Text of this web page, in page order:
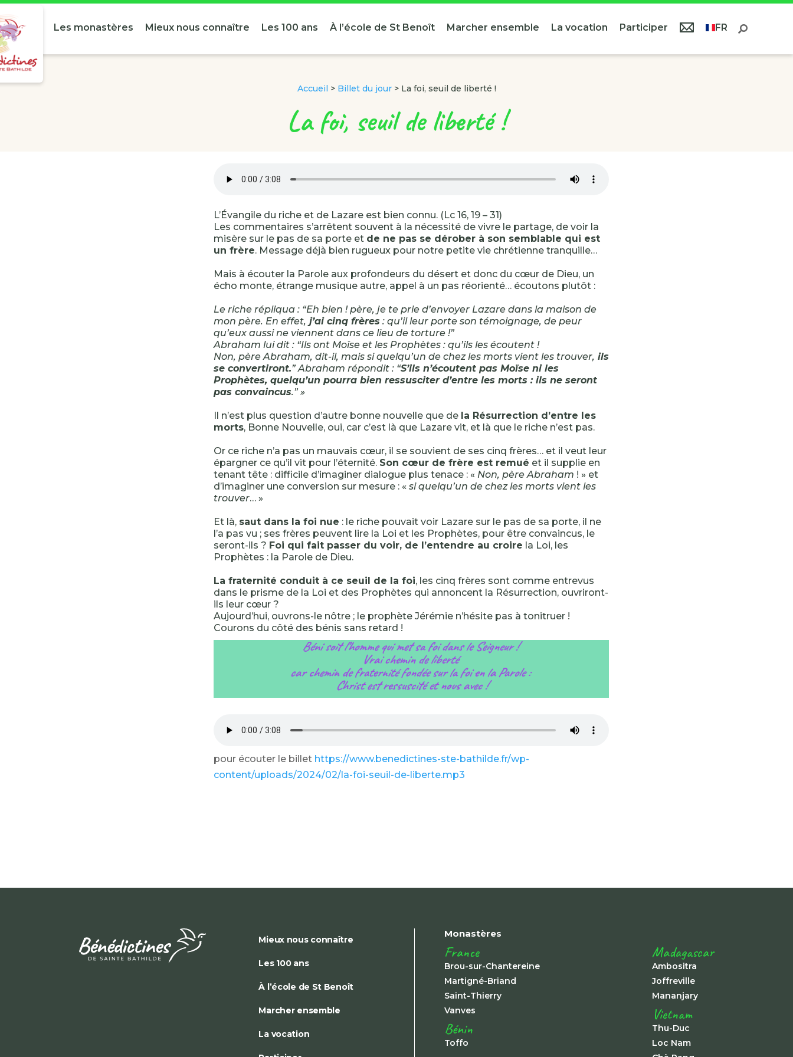
Les monastères Mieux nous connaître Les 100 ans À l’école de St Benoît Marcher ensemble La vocation Participer FR
Accueil > Billet du jour> La foi, seuil de liberté !
La foi, seuil de liberté !
L’Évangile du riche et de Lazare est bien connu. (Lc 16, 19 – 31)
Les commentaires s’arrêtent souvent à la nécessité de vivre le partage, de voir la
misère sur le pas de sa porte et de ne pas se dérober à son semblable qui est
un frère. Message déjà bien rugueux pour notre petite vie chrétienne tranquille…
Mais à écouter la Parole aux profondeurs du désert et donc du cœur de Dieu, un
écho monte, étrange musique autre, appel à un pas réorienté… écoutons plutôt :
Le riche répliqua : “Eh bien ! père, je te prie d’envoyer Lazare dans la maison de
mon père. En effet, j’ai cinq frères : qu’il leur porte son témoignage, de peur
qu’eux aussi ne viennent dans ce lieu de torture !”
Abraham lui dit : “Ils ont Moïse et les Prophètes : qu’ils les écoutent !
Non, père Abraham, dit-il, mais si quelqu’un de chez les morts vient les trouver, ils
se convertiront.” Abraham répondit : “S’ils n’écoutent pas Moïse ni les
Prophètes, quelqu’un pourra bien ressusciter d’entre les morts : ils ne seront
pas convaincus.” »
Il n’est plus question d’autre bonne nouvelle que de la Résurrection d’entre les
morts, Bonne Nouvelle, oui, car c’est là que Lazare vit, et là que le riche n’est pas.
Or ce riche n’a pas un mauvais cœur, il se souvient de ses cinq frères… et il veut leur
épargner ce qu’il vit pour l’éternité. Son cœur de frère est remué et il supplie en
tenant tête : difficile d’imaginer dialogue plus tenace : « Non, père Abraham ! » et
d’imaginer une conversion sur mesure : « si quelqu’un de chez les morts vient les
trouver… »
Et là, saut dans la foi nue : le riche pouvait voir Lazare sur le pas de sa porte, il ne
l’a pas vu ; ses frères peuvent lire la Loi et les Prophètes, pour être convaincus, le
seront-ils ? Foi qui fait passer du voir, de l’entendre au croire la Loi, les
Prophètes : la Parole de Dieu.
La fraternité conduit à ce seuil de la foi, les cinq frères sont comme entrevus
dans le prisme de la Loi et des Prophètes qui annoncent la Résurrection, ouvriront-
ils leur cœur ?
Aujourd’hui, ouvrons-le nôtre ; le prophète Jérémie n’hésite pas à tonitruer !
Courons du côté des bénis sans retard !
Béni soit l’homme qui met sa foi dans le Seigneur !
Vrai chemin de liberté
car chemin de fraternité fondée sur la foi en la Parole :
Christ est ressuscité et nous avec !
pour écouter le billet https://www.benedictines-ste-bathilde.fr/wp-
content/uploads/2024/02/la-foi-seuil-de-liberte.mp3
Mieux nous connaître
Les 100 ans
À l’école de St Benoît
Marcher ensemble
La vocation
Monastères
France
Brou-sur-Chantereine
Martigné-Briand
Saint-Thierry
Vanves
Bénin
Toffo
Madagascar
Ambositra
Joffreville
Mananjary
Vietnam
Thu-Duc
Loc Nam